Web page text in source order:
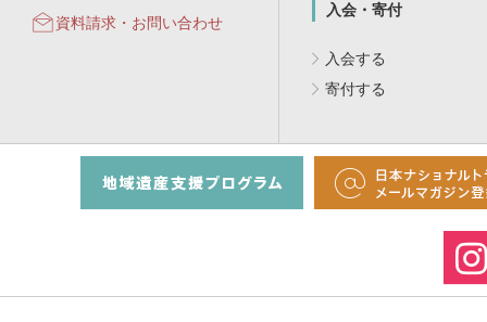
資料請求・お問い合わせ
入会・寄付
入会する
寄付する